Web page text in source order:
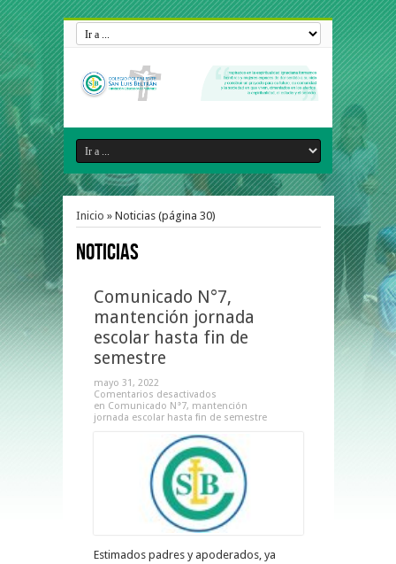
Inicio » Noticias(página 30)
Noticias
Comunicado N°7,
mantención jornada
escolar hasta fin de
semestre
mayo 31, 2022
Comentarios desactivados
en Comunicado N°7, mantención
jornada escolar hasta fin de semestre
Estimados padres y apoderados, ya